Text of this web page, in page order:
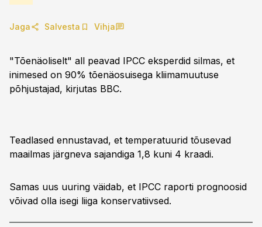
Jaga Salvesta Vihja
"Tõenäoliselt" all peavad IPCC eksperdid silmas, et
inimesed on 90% tõenäosuisega kliimamuutuse
põhjustajad, kirjutas BBC.
Teadlased ennustavad, et temperatuurid tõusevad
maailmas järgneva sajandiga 1,8 kuni 4 kraadi.
Samas uus uuring väidab, et IPCC raporti prognoosid
võivad olla isegi liiga konservatiivsed.